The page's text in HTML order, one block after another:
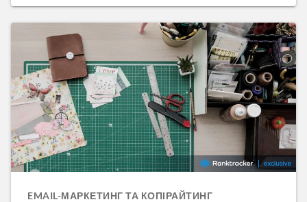
EMAIL-МАРКЕТИНГ ТА КОПІРАЙТИНГ